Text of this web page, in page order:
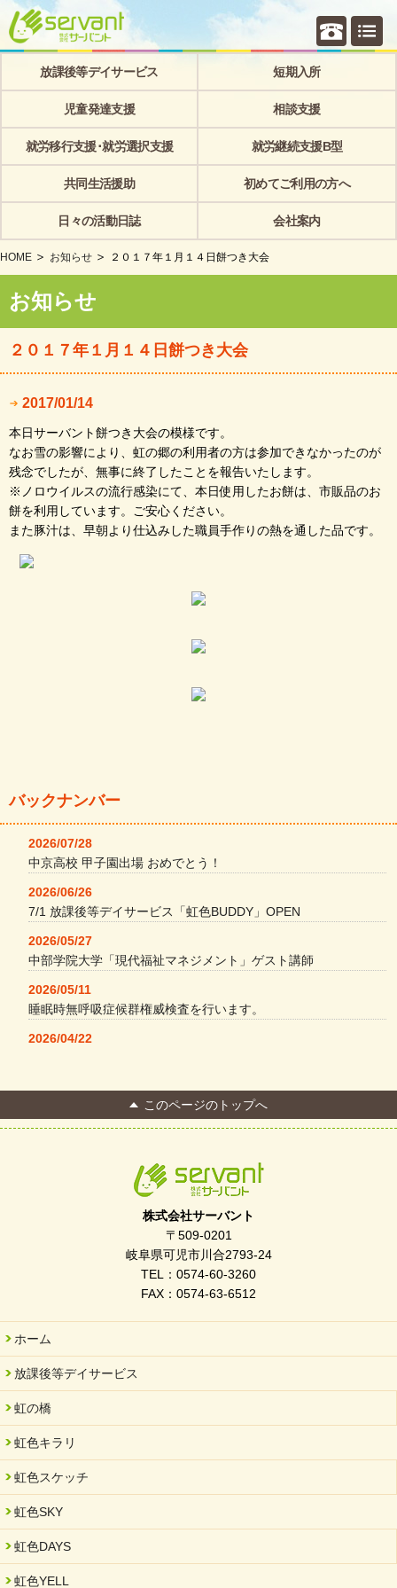
個別相
放課後等デイサービス 短期入所
児童発達支援 相談支援
就労移行支援･就労選択支援 就労継続支援B型
共同生活援助 初めてご利用の方へ
日々の活動日誌 会社案内
HOME お知らせ ２０１７年１月１４日餅つき大会
お知らせ
２０１７年１月１４日餅つき大会
2017/01/14
本日サーバント餅つき大会の模様です。
なお雪の影響により、虹の郷の利用者の方は参加できなかったのが
残念でしたが、無事に終了したことを報告いたします。
※ノロウイルスの流行感染にて、本日使用したお餅は、市販品のお
餅を利用しています。ご安心ください。
また豚汁は、早朝より仕込みした職員手作りの熱を通した品です。
バックナンバー
2026/07/28
中京高校 甲子園出場 おめでとう！
2026/06/26
7/1 放課後等デイサービス「虹色BUDDY」OPEN
2026/05/27
中部学院大学「現代福祉マネジメント」ゲスト講師
2026/05/11
睡眠時無呼吸症候群権威検査を行います。
2026/04/22
FC Bombonera 岐阜県No.1
令和7年度 岐阜県スポーツ賞「FC Bombonera」
岐阜県「働いてもらい方改革」優良事例集に掲載されました
2025/06/10
未来会議 in 可児市 「斉藤まさゆき」
2025/05/07
2025年6月中旬 OPEN 放課後等デイサービス「Fc Bombo
2025/03/01
餅つき大会を開催しました
2025/01/31
「可児の企業魅力発見フェア」に出展しました
このページのトップへ
株式会社サーバント
〒509-0201
岐阜県可児市川合2793-24
TEL：0574-60-3260
FAX：0574-63-6512
ホーム
放課後等デイサービス
虹の橋
虹色キラリ
虹色スケッチ
虹色SKY
虹色DAYS
虹色YELL